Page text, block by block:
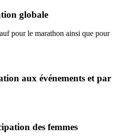
globale
pour le marathon ainsi que pour
aux événements et par
des femmes